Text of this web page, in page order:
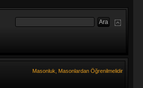
Masonluk, Masonlardan Öğrenilmelidir